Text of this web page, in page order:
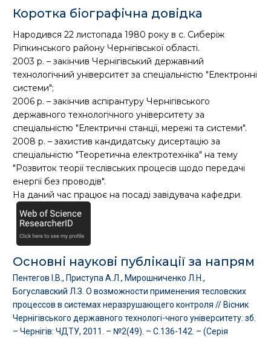
Коротка біографічна довідка
Народився 22 листопада 1980 року в с. Сиберіж
Ріпкинського району Чернігівської області.
2003 р. – закінчив Чернігівський державний
технологічний університет за спеціальністю "Електронні
системи";
2006 р. – закінчив аспірантуру Чернігівського
державного технологічного університету за
спеціальністю "Електричні станції, мережі та системи".
2008 р. – захистив кандидатську дисертацію за
спеціальністю "Теоретична електротехніка" на тему
"Розвиток теорії теслівських процесів щодо передачі
енергії без проводів".
На даний час працює на посаді завідувача кафедри.
Основні наукові публікації за напрям
Пентегов І.В., Приступа А.Л., Мирошниченко Л.Н.,
Богуславский Л.З. О возможности применения тесловских
процессов в системах неразрушающего контроля // Вісник
Чернігівського державного технологі-чного університету: зб.
– Чернігів: ЧДТУ, 2011. – №2(49). – С.136-142. – (Серія